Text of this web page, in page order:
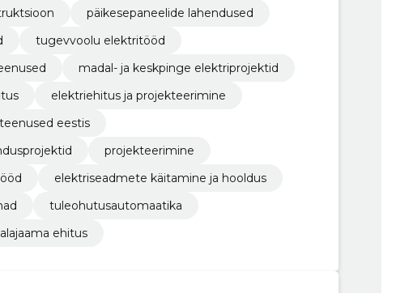
päikesepaneelide lahendused
tugevvoolu elektritööd
madal- ja keskpinge elektriprojektid
elektriehitus ja projekteerimine
eestis
projekteerimine
elektriseadmete käitamine ja hooldus
tuleohutusautomaatika
alajaama ehitus